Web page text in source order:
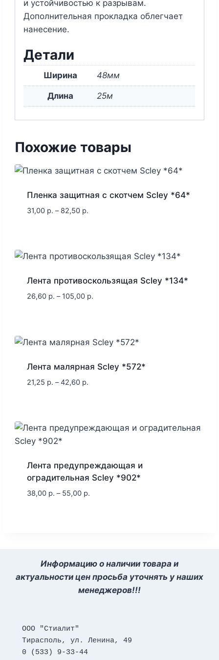
и устойчивостью к разрывам.
Дополнительная прокладка облегчает
нанесение.
Детали
Ширина 48мм
Длина 25м
Похожие товары
Пленка защитная с скотчем Scley *64*
31,00 р. – 82,50 р.
Лента противоскользящая Scley *134*
26,60 р. – 105,00 р.
Лента малярная Scley *572*
21,25 р. –42,60 р.
Лента предупреждающая и
оградительная Scley *902*
38,00 р. – 55,00 р.
Информацию о наличии товара и
актуальности цен просьба уточнять у наших
менеджеров!!!
ООО "Стиалит"
Тирасполь, ул. Ленина, 49
0 (533) 9-33-44